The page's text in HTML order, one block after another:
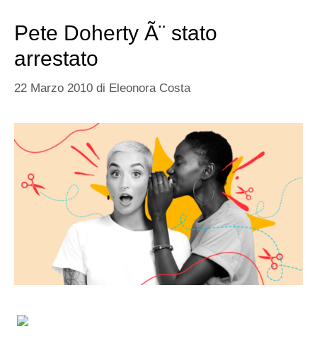
Pete Doherty Ã¨ stato
arrestato
22 Marzo 2010 di Eleonora Costa